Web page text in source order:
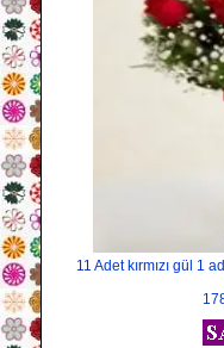
11 Adet kırmızı gül 1